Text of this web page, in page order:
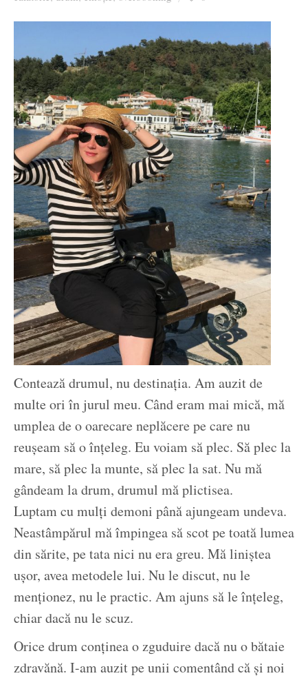
Ziua culorii
Contează drumul, nu destinația. Am auzit de
multe ori în jurul meu. Când eram mai mică, mă
umplea de o oarecare neplăcere pe care nu
reușeam să o înțeleg. Eu voiam să plec. Să plec la
mare, să plec la munte, să plec la sat. Nu mă
gândeam la drum, drumul mă plictisea.
Luptam cu mulți demoni până ajungeam undeva.
Neastâmpărul mă împingea să scot pe toată lumea
din sărite, pe tata nici nu era greu. Mă liniștea
ușor, avea metodele lui. Nu le discut, nu le
menționez, nu le practic. Am ajuns să le înțeleg,
chiar dacă nu le scuz.
Orice drum conținea o zguduire dacă nu o bătaie
zdravănă. I-am auzit pe unii comentând că și noi